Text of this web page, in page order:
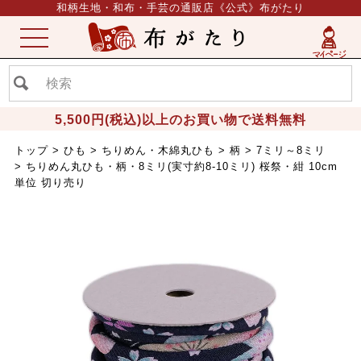
和柄生地・和布・手芸の通販店《公式》布がたり
5,500円(税込)以上のお買い物で送料無料
ME
NU
トップ ひも ちりめん・木綿丸ひも 柄
7ミリ～8ミリ
ちりめん丸ひも・柄・8ミリ(実寸約8-10ミリ) 桜祭・紺 10cm
単位 切り売り